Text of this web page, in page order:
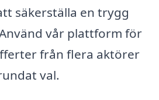
säkerställa en trygg
vår plattform för
från flera aktörer
val.